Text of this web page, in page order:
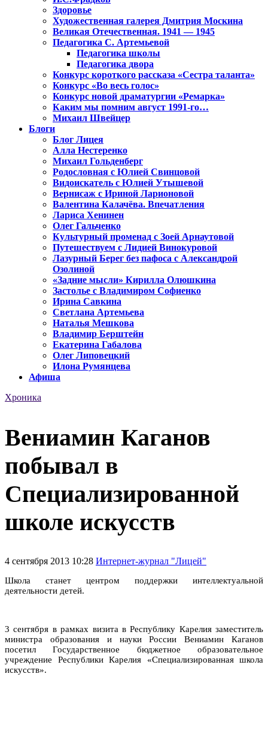
Здоровье
Художественная галерея Дмитрия Москина
Великая Отечественная. 1941 — 1945
Педагогика С. Артемьевой
Педагогика школы
Педагогика двора
Конкурс короткого рассказа «Сестра таланта»
Конкурс «Во весь голос»
Конкурс новой драматургии «Ремарка»
Каким мы помним август 1991-го…
Михаил Швейцер
Блоги
Блог Лицея
Алла Нестеренко
Михаил Гольденберг
Родословная с Юлией Свинцовой
Видоискатель с Юлией Утышевой
Вернисаж с Ириной Ларионовой
Валентина Калачёва. Впечатления
Лариса Хенинен
Олег Гальченко
Культурный променад с Зоей Арнаутовой
Путешествуем с Лидией Винокуровой
Лазурный Берег без пафоса с Александрой
Озолиной
«Задние мысли» Кирилла Олюшкина
Застолье с Владимиром Софиенко
Ирина Савкина
Светлана Артемьева
Наталья Мешкова
Владимир Берштейн
Екатерина Габалова
Олег Липовецкий
Илона Румянцева
Афиша
Хроника
Вениамин Каганов
побывал в
Специализированной
школе искусств
4 сентября 2013 10:28 Интернет-журнал "Лицей"
Школа станет центром поддержки интеллектуальной
деятельности детей.
3 сентября в рамках визита в Республику Карелия заместитель
министра образования и науки России Вениамин Каганов
посетил Государственное бюджетное образовательное
учреждение Республики Карелия «Специализированная школа
искусств».